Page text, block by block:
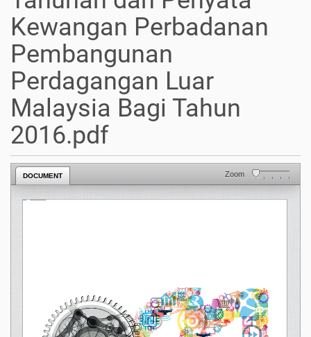
Kewangan Perbadanan
Pembangunan
Perdagangan Luar
Malaysia Bagi Tahun
2016.pdf
DOCUMENT Zoom